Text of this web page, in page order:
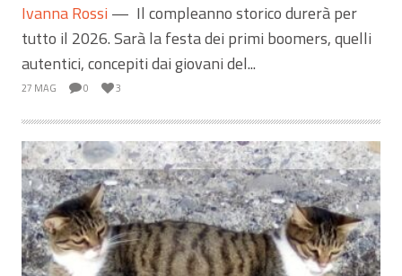
Ivanna Rossi — Il compleanno storico durerà per
tutto il 2026. Sarà la festa dei primi boomers, quelli
autentici, concepiti dai giovani del...
27 MAG 0 3